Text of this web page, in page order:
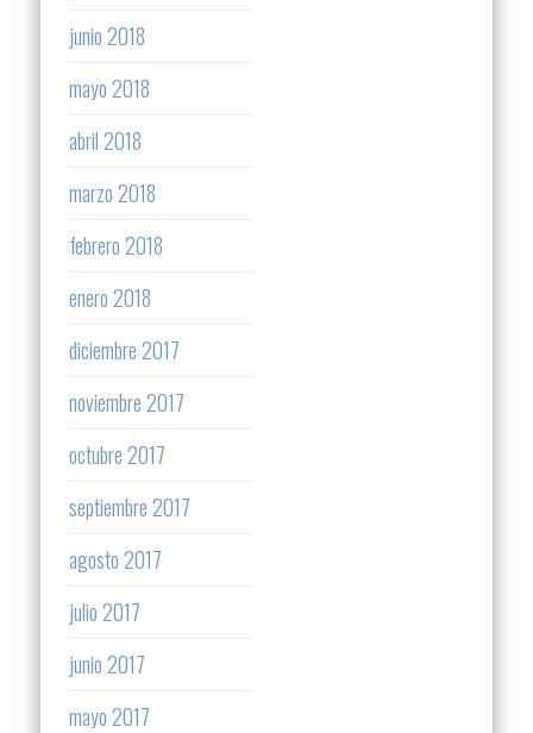
junio 2018
mayo 2018
abril 2018
marzo 2018
febrero 2018
enero 2018
diciembre 2017
noviembre 2017
octubre 2017
septiembre 2017
agosto 2017
julio 2017
junio 2017
mayo 2017